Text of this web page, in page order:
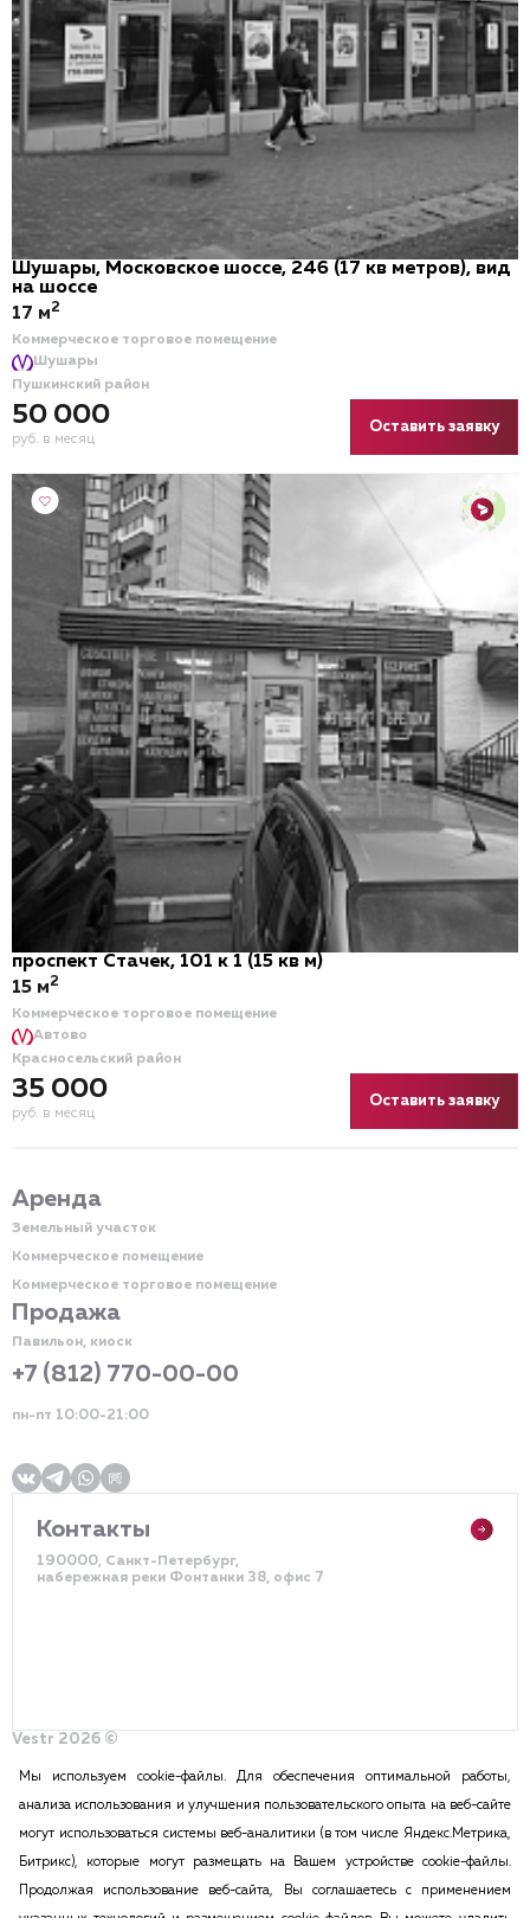
Шушары, Московское шоссе, 246 (17 кв метров), вид
на шоссе
Коммерческое торговое помещение
Шушары
Пушкинский район
50 000
руб. в месяц
17 м2
Оставить заявку
проспект Стачек, 101 к 1 (15 кв м)
Коммерческое торговое помещение
Автово
Красносельский район
35 000
руб. в месяц
15 м2
Оставить заявку
Аренда
Земельный участок
Коммерческое помещение
Коммерческое торговое помещение
Продажа
Павильон, киоск
+7 (812) 770-00-00
пн-пт 10:00-21:00
Контакты
190000, Санкт-Петербург,
набережная реки Фонтанки 38, офис 7
Vestr 2026 ©
Разработка сайта – DDQ
2015-2026 Vestr – КОММЕРЧЕСКАЯ НЕДВИЖИМОСТЬ В САНКТ
ПЕТЕРБУРГЕ И ЛЕНИНГРАДСКОЙ ОБЛАСТИ
ПОЛИТИКА КОНФИДЕНЦИАЛЬНОСТИ
Мы используем cookie-файлы. Для обеспечения оптимальной работы,
анализа использования и улучшения пользовательского опыта на веб-сайте
могут использоваться системы веб-аналитики (в том числе Яндекс.Метрика,
Битрикс), которые могут размещать на Вашем устройстве cookie-файлы.
Продолжая использование веб-сайта, Вы соглашаетесь с применением